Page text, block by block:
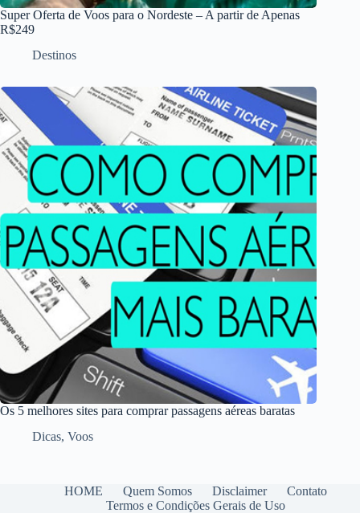
Super Oferta de Voos para o Nordeste – A partir de Apenas
R$249
Destinos
Os 5 melhores sites para comprar passagens aéreas baratas
Dicas, Voos
HOME Quem Somos Disclaimer
Contato
Termos e Condições Gerais de Uso